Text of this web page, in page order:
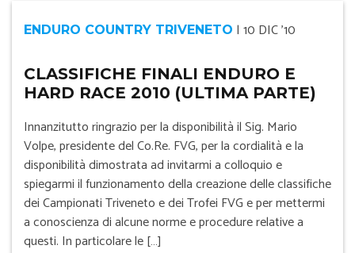
ENDURO COUNTRY TRIVENETO | 10 DIC '10
CLASSIFICHE FINALI ENDURO E
HARD RACE 2010 (ULTIMA PARTE)
Innanzitutto ringrazio per la disponibilità il Sig. Mario
Volpe, presidente del Co.Re. FVG, per la cordialità e la
disponibilità dimostrata ad invitarmi a colloquio e
spiegarmi il funzionamento della creazione delle classifiche
dei Campionati Triveneto e dei Trofei FVG e per mettermi
a conoscienza di alcune norme e procedure relative a
questi. In particolare le […]